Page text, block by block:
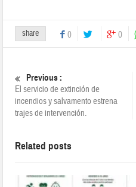
share 0 0
Previous :
El servicio de extinción de
incendios y salvamento estrena
trajes de intervención.
Related posts